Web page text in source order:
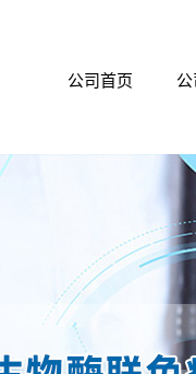
公司首页